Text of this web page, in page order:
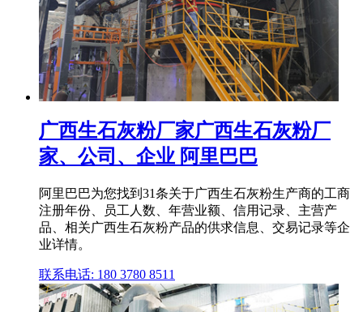
广西生石灰粉厂家广西生石灰粉厂
家、公司、企业 阿里巴巴
阿里巴巴为您找到31条关于广西生石灰粉生产商的工商
注册年份、员工人数、年营业额、信用记录、主营产
品、相关广西生石灰粉产品的供求信息、交易记录等企
业详情。
联系电话: 180 3780 8511